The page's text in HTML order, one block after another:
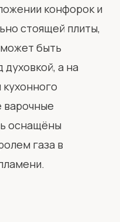
конфорок и
стоящей плиты,
может быть
а на
варочные
оснащёны
газа в